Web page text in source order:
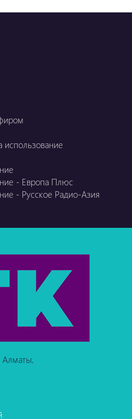
использование
- Европа Плюс
- Русское Радио-Азия
Алматы,